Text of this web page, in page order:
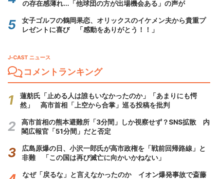
の存在感薄れ...「他球団の方が出場機会ある」の声が
女子ゴルフの鶴岡果恋、オリックスのイケメン夫から貴重プ
レゼントに喜び 「感動をありがとう！！」
J-CAST ニュース
コメントランキング
蓮舫氏「止める人は誰もいなかったのか」「あまりにも愕
然」 高市首相「上空から合掌」巡る投稿を批判
高市首相の熊本避難所「3分間」しか視察せず？SNS拡散 内
閣広報官「51分間」だと否定
広島原爆の日、小沢一郎氏が高市政権を「戦前回帰路線」と
非難 「この国は再び滅亡に向かいかねない」
なぜ「戻るな」と言えなかったのか イオン爆発事故で斎藤